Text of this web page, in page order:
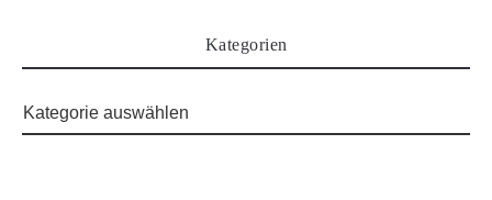
Kategorien